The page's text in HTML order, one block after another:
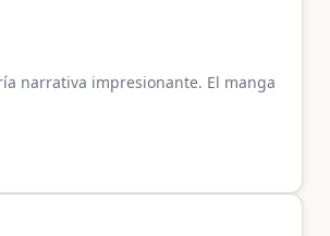
narrativa impresionante. El manga